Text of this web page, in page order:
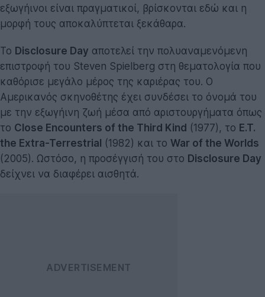
εξωγήινοι είναι πραγματικοί, βρίσκονται εδώ και η
μορφή τους αποκαλύπτεται ξεκάθαρα.
Το Disclosure Day αποτελεί την πολυαναμενόμενη
επιστροφή του Steven Spielberg στη θεματολογία που
καθόρισε μεγάλο μέρος της καριέρας του. Ο
Αμερικανός σκηνοθέτης έχει συνδέσει το όνομά του
με την εξωγήινη ζωή μέσα από αριστουργήματα όπως
το Close Encounters of the Third Kind (1977), το E.T.
the Extra-Terrestrial (1982) και το War of the Worlds
(2005). Ωστόσο, η προσέγγισή του στο Disclosure Day
δείχνει να διαφέρει αισθητά.